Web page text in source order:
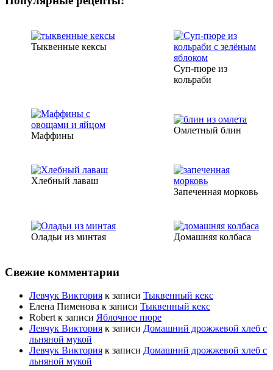
Тыквенные кексы
Суп-пюре из
кольраби
Маффины
Омлетный блин
Хлебный лаваш
Запеченная морковь
Оладьи из минтая Домашняя колбаса
Свежие комментарии
Левчук Виктория к записи Тыквенный кекс
Елена Пименова к записи Тыквенный кекс
Robert к записи Яблочное пюре
Левчук Виктория к записи Домашний дрожжевой хлеб с
льняной мукой
Левчук Виктория к записи Домашний дрожжевой хлеб с
льняной мукой